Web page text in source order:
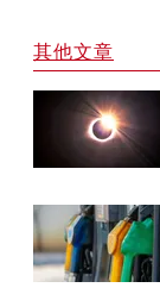
其他文章